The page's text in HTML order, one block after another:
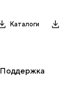
Каталоги
Поддержка